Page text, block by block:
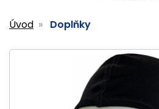
Úvod Doplňky